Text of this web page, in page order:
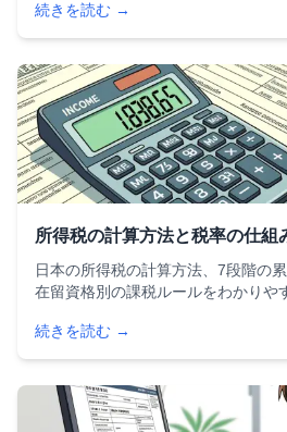
条約による二重課税回避まで、外国
す。
続きを読む →
所得税の計算方法と税率の仕組
日本の所得税の計算方法、7段階の
在留資格別の課税ルールをわかりや
も紹介します。確定申告に必要な知
です。
続きを読む →